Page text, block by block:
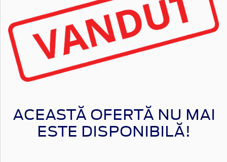
ACEASTĂ OFERTĂ NU MAI
ESTE DISPONIBILĂ!